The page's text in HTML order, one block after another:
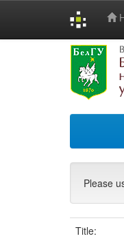
Please
Title: